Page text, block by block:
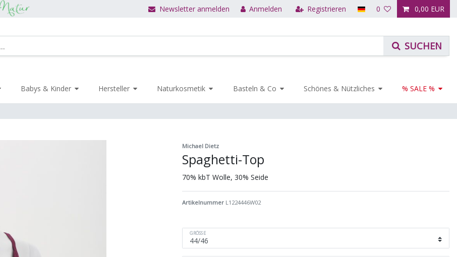
Newsletter anmelden Anmelden Registrieren 0 0,00 EUR
Babys & Kinder Hersteller Naturkosmetik Basteln & Co Schönes & Nützliches % SALE %
Michael Dietz
Spaghetti-Top
70% kbT Wolle, 30% Seide
Artikelnummer L1224446W02
GRÖSSE